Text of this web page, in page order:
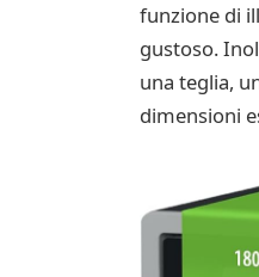
funzione di
gustoso.
una teglia,
dimensioni